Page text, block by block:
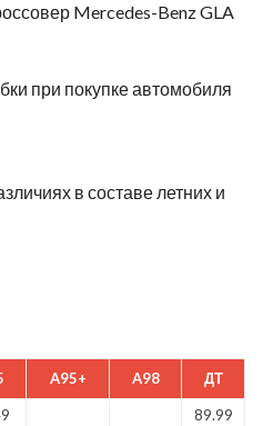
Mercedes-Benz GLA
при покупке автомобиля
в составе летних и
A95+ A98 ДТ
89.99